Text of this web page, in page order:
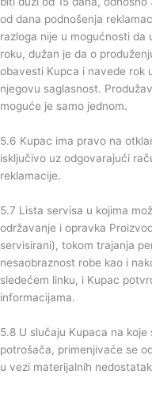
od dana podnošenja
razloga nije u mogućnosti da
roku, dužan je da o
obavesti Kupca i navede rok
njegovu saglasnost.
moguće je samo jednom.
5.6 Kupac ima pravo na
isključivo uz odgovarajući
reklamacije.
5.7 Lista servisa u kojima
održavanje i opravka
servisirani), tokom trajanja
nesaobraznost robe kao i
sledećem linku, i Kupac
informacijama.
5.8 U slučaju Kupaca na
potrošača, primenjivaće se
u vezi materijalnih